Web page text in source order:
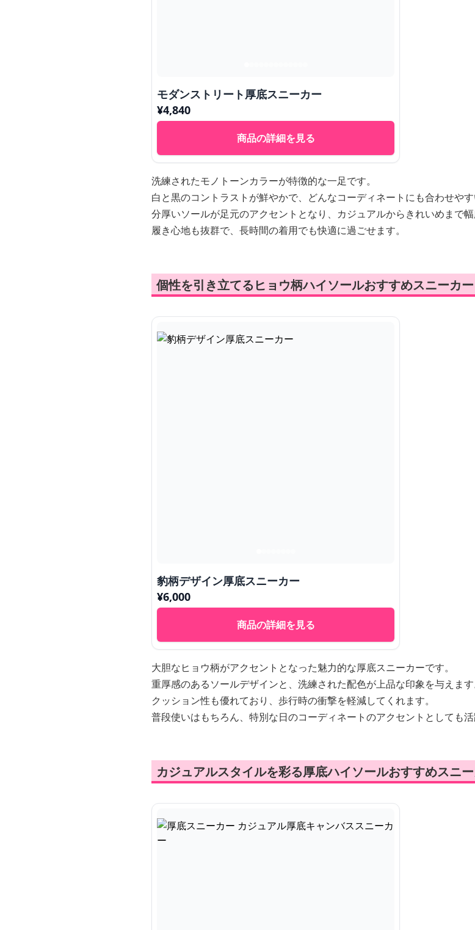
モダンストリート厚底スニーカー
¥4,840
商品の詳細を見る
洗練されたモノトーンカラーが特徴的な一足です。
白と黒のコントラストが鮮やかで、どんなコーディネートにも合わせやす
分厚いソールが足元のアクセントとなり、カジュアルからきれいめまで
履き心地も抜群で、長時間の着用でも快適に過ごせます。
個性を引き立てるヒョウ柄ハイソールおすすめスニーカー
豹柄デザイン厚底スニーカー
¥6,000
商品の詳細を見る
大胆なヒョウ柄がアクセントとなった魅力的な厚底スニーカーです。
重厚感のあるソールデザインと、洗練された配色が上品な印象を与えます
クッション性も優れており、歩行時の衝撃を軽減してくれます。
普段使いはもちろん、特別な日のコーディネートのアクセントとしても活
カジュアルスタイルを彩る厚底ハイソールおすすめスニ